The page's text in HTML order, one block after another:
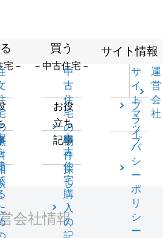
宅－
買う
－中古住宅－
中
古
住
宅
の
物
件
探
し
お役
立ち
記事
中
古
住
宅
購
入
の
記
サイト情報
サ
イ
ト
マ
ッ
プ
運
営
会
社
プ
ラ
イ
バ
シ
ー
ポ
リ
シ
ー
会社情報